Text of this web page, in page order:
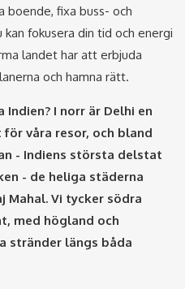
fixa buss- och
fokusera din tid och energi
landet har att erbjuda
och hamna rätt.
I norr är Delhi en
våra resor, och bland
- Indiens största delstat
- de heliga städerna
Mahal. Vi tycker södra
med högland och
stränder längs båda